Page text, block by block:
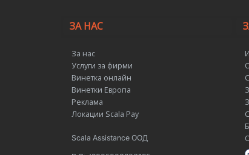
ЗА НАС
За нас
Услуги за фирми
Винетка онлайн
Винетки Европа
Реклама
Локации Scala Pay
Scala Assistance ООД